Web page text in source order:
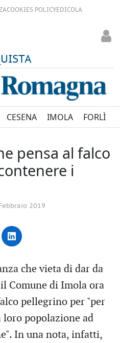
COOKIES POLICYEDICOLA
CESENA IMOLA FORLÌ
pensa al falco
i
2019
che vieta di dar da
Comune di Imola ora
pellegrino per "per
popolazione ad
In una nota, infatti,